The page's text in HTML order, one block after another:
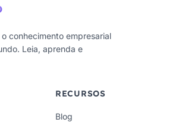
conhecimento empresarial
Leia, aprenda e
RECURSOS
Blog